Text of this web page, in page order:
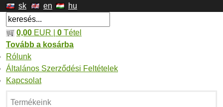
sk en hu
0,00 EUR | 0 Tétel
Tovább a kosárba
Rólunk
Általános Szerződési Feltételek
Kapcsolat
Termékeink